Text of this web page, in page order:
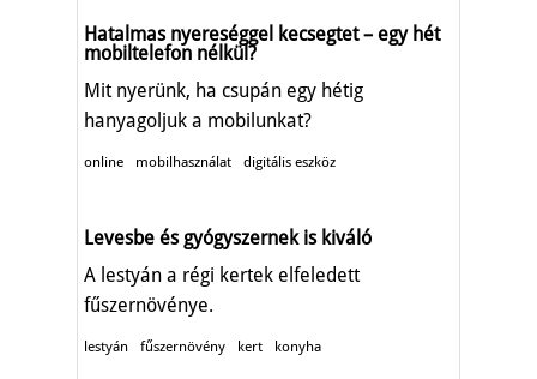
Hatalmas nyereséggel kecsegtet – egy hét
mobiltelefon nélkül?
Mit nyerünk, ha csupán egy hétig
hanyagoljuk a mobilunkat?
online mobilhasználat digitális eszköz
Levesbe és gyógyszernek is kiváló
A lestyán a régi kertek elfeledett
fűszernövénye.
lestyán fűszernövény kert konyha